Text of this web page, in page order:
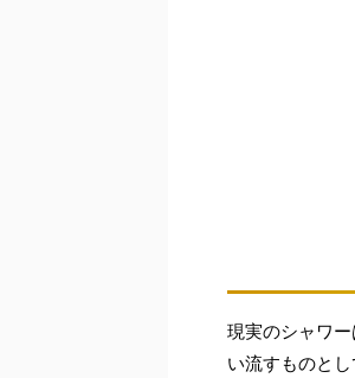
現実のシャワ
い流すものと